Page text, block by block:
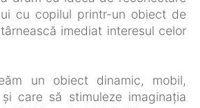
cu copilul printr-un obiect de
imediat interesul celor
un obiect dinamic, mobil,
care să stimuleze imaginația